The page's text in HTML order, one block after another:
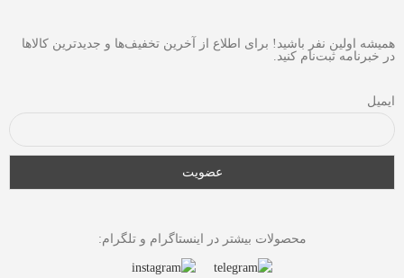
همیشه اولین نفر باشید! برای اطلاع از آخرین تخفیف‌ها و جدیدترین کالاها
در خبرنامه ثبت‌نام کنید.
ایمیل
محصولات بیشتر در اینستاگرام و تلگرام: